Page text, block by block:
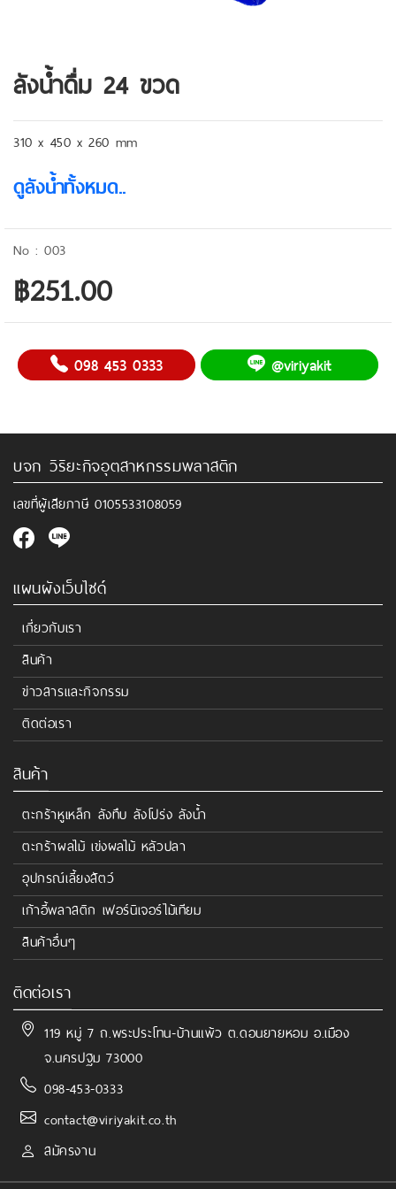
ลังน้ำดื่ม 24 ขวด
310 x 450 x 260 mm
ดูลังน้ำทั้งหมด..
฿251.00
003
098 453 0333 @viriyakit
บจก วิริยะกิจอุตสาหกรรมพลาสติก
เลขที่ผู้เสียภาษี0105533108059
แผนผังเว็บไซด์
เกี่ยวกับเรา
สินค้า
ข่าวสารและกิจกรรม
ติดต่อเรา
สินค้า
ตะกร้าหูเหล็ก ลังทึบ ลังโปร่ง ลังน้ำ
ตะกร้าผลไม้ เข่งผลไม้ หลัวปลา
อุปกรณ์เลี้ยงสัตว์
เก้าอี้พลาสติก เฟอร์นิเจอร์ไม้เทียม
สินค้าอื่นๆ
ติดต่อเรา
119 หมู่ 7 ถ.พระประโทน-บ้านแพ้ว ต.ดอนยายหอม อ.เมือง
จ.นครปฐม 73000
098-453-0333
contact@viriyakit.co.th
สมัครงาน